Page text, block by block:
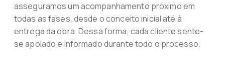
asseguramos um acompanhamento próximo em
todas as fases, desde o conceito inicial até à
entrega da obra. Dessa forma, cada cliente sente-
se apoiado e informado durante todo o processo.